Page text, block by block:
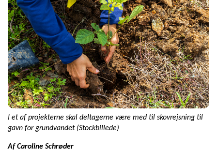
I et af projekterne skal deltagerne være med til skovrejsning til
gavn for grundvandet (Stockbillede)
Af Caroline Schrøder